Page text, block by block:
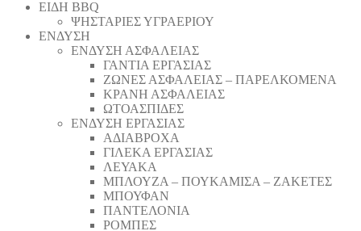
ΕΙΔΗ BBQ
ΨΗΣΤΑΡΙΕΣ ΥΓΡΑΕΡΙΟΥ
ΕΝΔΥΣΗ
ΕΝΔΥΣΗ ΑΣΦΑΛΕΙΑΣ
ΓΑΝΤΙΑ ΕΡΓΑΣΙΑΣ
ΖΩΝΕΣ ΑΣΦΑΛΕΙΑΣ – ΠΑΡΕΛΚΟΜΕΝΑ
ΚΡΑΝΗ ΑΣΦΑΛΕΙΑΣ
ΩΤΟΑΣΠΙΔΕΣ
ΕΝΔΥΣΗ ΕΡΓΑΣΙΑΣ
ΑΔΙΑΒΡΟΧΑ
ΓΙΛΕΚΑ ΕΡΓΑΣΙΑΣ
ΛΕΥΑΚΑ
ΜΠΛΟΥΖΑ – ΠΟΥΚΑΜΙΣΑ – ΖΑΚΕΤΕΣ
ΜΠΟΥΦΑΝ
ΠΑΝΤΕΛΟΝΙΑ
ΡΟΜΠΕΣ